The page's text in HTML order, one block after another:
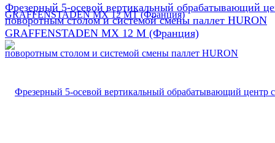
Фрезерный 5-осевой вертикальный обрабатывающий
поворотным столом и системой смены паллет HURON
GRAFFENSTADEN МX 12 М (Франция)